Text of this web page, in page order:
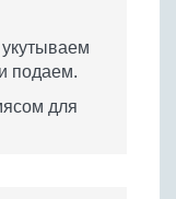
подаем.
для